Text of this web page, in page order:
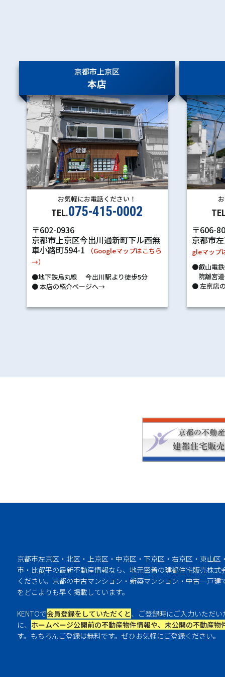
京都市上京区
本店
お気軽にお電話ください！
TEL.075-415-0002
〒602-0936
京都市上京区今出川通新町下ル西無
車小路町594-1
（Googleマップはこちら
→）
●地下鉄烏丸線 今出川駅より徒歩5分
●本店の紹介ページへ→
〒606-
京都市
gleマップ
●叡山電鉄
院離宮
●左京店
京都市左京区・北区・上京区・中京区・下京区・右京区・東山
市・比叡平の最新不動産情報なら、地元密着の建都住宅販売株式
ください。京都の中古マンション・新築マンション・中古一戸
をどこよりも早く掲載しています。
KENTOで会員登録をしていただくと、ご登録時にご入力いただ
に、 ホームページ公開前の不動産物件情報や、未公開の不動産物
す。もちろんご登録は無料です。ぜひお気軽にご登録ください。